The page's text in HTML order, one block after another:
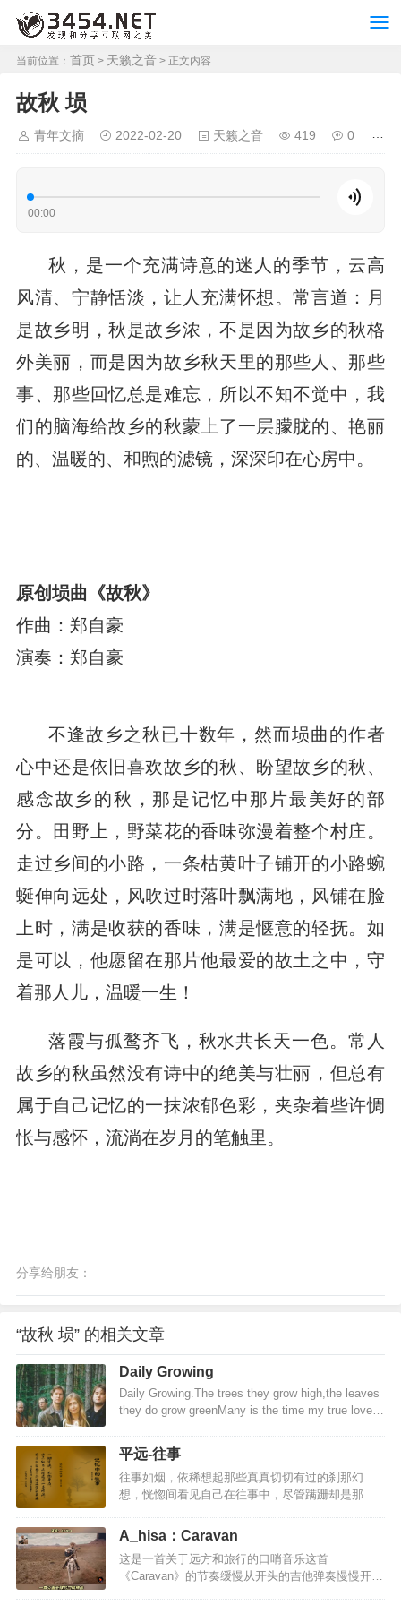
当前位置： 首页 > 天籁之音 > 正文内容
故秋 埙
青年文摘 2022-02-20 天籁之音 419 0
00:00
秋，是一个充满诗意的迷人的季节，云高
风清、宁静恬淡，让人充满怀想。常言道：月
是故乡明，秋是故乡浓，不是因为故乡的秋格
外美丽，而是因为故乡秋天里的那些人、那些
事、那些回忆总是难忘，所以不知不觉中，我
们的脑海给故乡的秋蒙上了一层朦胧的、艳丽
的、温暖的、和煦的滤镜，深深印在心房中。
原创埙曲《故秋》
作曲：郑自豪
演奏：郑自豪
不逢故乡之秋已十数年，然而埙曲的作者
心中还是依旧喜欢故乡的秋、盼望故乡的秋、
感念故乡的秋，那是记忆中那片最美好的部
分。田野上，野菜花的香味弥漫着整个村庄。
走过乡间的小路，一条枯黄叶子铺开的小路蜿
蜒伸向远处，风吹过时落叶飘满地，风铺在脸
上时，满是收获的香味，满是惬意的轻抚。如
是可以，他愿留在那片他最爱的故土之中，守
着那人儿，温暖一生！
落霞与孤鹜齐飞，秋水共长天一色。常人
故乡的秋虽然没有诗中的绝美与壮丽，但总有
属于自己记忆的一抹浓郁色彩，夹杂着些许惆
怅与感怀，流淌在岁月的笔触里。
分享给朋友：
“故秋 埙” 的相关文章
Daily Growing
Daily Growing.The trees they grow high,the leaves
they do grow greenMany is the time my true love
aloneHe's young,but he's daily growingFather, dear
father,you've done me great wrongYou hav…
平远-往事
往事如烟，依稀想起那些真真切切有过的刹那幻
想，恍惚间看见自己在往事中，尽管蹒跚却是那么
匆闪过的瞬间用心灵的特技拍摄下来，轻轻把缕缕
片段小心收藏，精心剪辑不经意间触摸，却洒落了
一地的思绪。往事如酒，用时间特有的工艺制成浓
厚香醇的回忆，点点滴滴细细品味其精致，布满心
房慵懒自己心情，任醉意在旋律中弥漫…
A_hisa：Caravan
这是一首关于远方和旅行的口哨音乐这首
《Caravan》的节奏缓慢从开头的吉他弹奏慢慢开始